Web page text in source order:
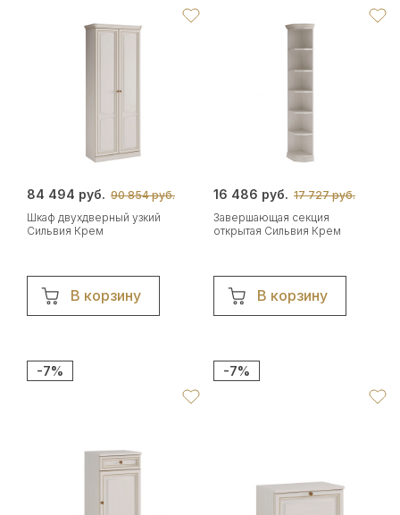
84 494 руб. 90 854 руб.
Шкаф двухдверный узкий
Сильвия Крем
В корзину
16 486 руб. 17 727 руб.
Завершающая секция
открытая Сильвия Крем
В корзину
-7% -7%